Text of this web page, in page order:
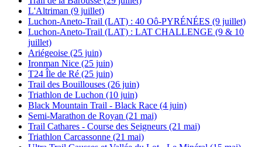
L'Altriman (9 juillet)
Luchon-Aneto-Trail (LAT) : 40 Oô-PYRÉNÉES (9 juillet)
Luchon-Aneto-Trail (LAT) : LAT CHALLENGE (9 & 10
juillet)
Ariégeoise (25 juin)
Ironman Nice (25 juin)
T24 Île de Ré (25 juin)
Trail des Bouillouses (26 juin)
Triathlon de Luchon (10 juin)
Black Mountain Trail - Black Race (4 juin)
Semi-Marathon de Royan (21 mai)
Trail Cathares - Course des Seigneurs (21 mai)
Triathlon Carcassonne (21 mai)